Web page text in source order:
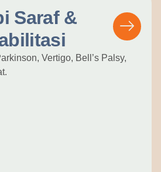
Saraf &
Vertigo, Bell’s Palsy,